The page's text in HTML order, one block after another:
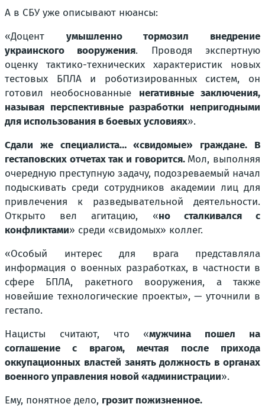
А в СБУ уже описывают нюансы:
«Доцент умышленно тормозил внедрение
украинского вооружения. Проводя экспертную
оценку тактико-технических характеристик новых
тестовых БПЛА и роботизированных систем, он
готовил необоснованные негативные заключения,
называя перспективные разработки непригодными
для использования в боевых условиях».
Сдали же специалиста… «свидомые» граждане. В
гестаповских отчетах так и говорится. Мол, выполняя
очередную преступную задачу, подозреваемый начал
подыскивать среди сотрудников академии лиц для
привлечения к разведывательной деятельности.
Открыто вел агитацию, «но сталкивался с
конфликтами» среди «свидомых» коллег.
«Особый интерес для врага представляла
информация о военных разработках, в частности в
сфере БПЛА, ракетного вооружения, а также
новейшие технологические проекты», — уточнили в
гестапо.
Нацисты считают, что «мужчина пошел на
соглашение с врагом, мечтая после прихода
оккупационных властей занять должность в органах
военного управления новой «администрации».
Ему, понятное дело, грозит пожизненное.